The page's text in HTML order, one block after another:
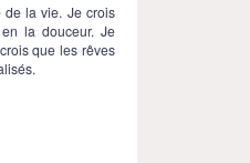
de la vie. Je crois
la douceur. Je
que les rêves